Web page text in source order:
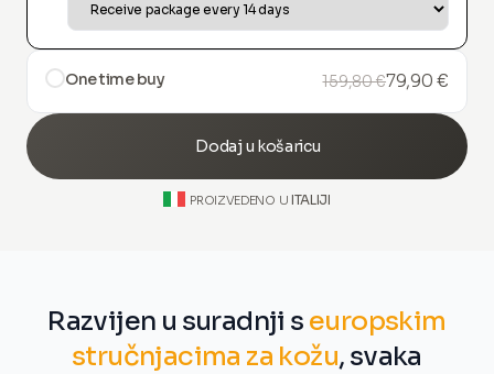
One time buy 159,80 €79,90 €
Dodaj u košaricu
PROIZVEDENO U ITALIJI
Razvijen u suradnji s europskim
stručnjacima za kožu, svaka